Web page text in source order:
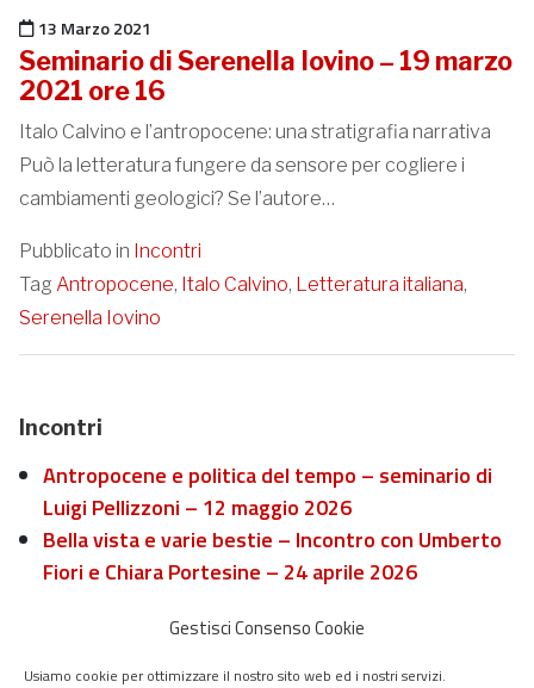
Gestisci Consenso Cookie
Usiamo cookie per ottimizzare il nostro sito web ed i nostri servizi.
Pubblicato il
13 Marzo 2021
Seminario di Serenella Iovino – 19 marzo
2021 ore 16
Italo Calvino e l’antropocene: una stratigrafia narrativa
Può la letteratura fungere da sensore per cogliere i
cambiamenti geologici? Se l’autore…
Pubblicato in Incontri
Tag Antropocene, Italo Calvino, Letteratura italiana,
Serenella Iovino
Incontri
Antropocene e politica del tempo – seminario di
Luigi Pellizzoni – 12 maggio 2026
Bella vista e varie bestie – Incontro con Umberto
Fiori e Chiara Portesine – 24 aprile 2026
Roberto Esposito e Antonio Moresco – 20 marzo
2026